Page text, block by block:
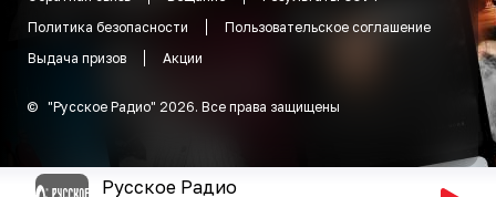
Политика безопасности
Пользовательское соглашение
Выдача призов
Акции
© "Русское Радио" 2026. Все права защищены
Русское Радио